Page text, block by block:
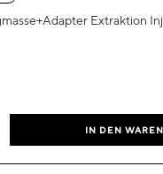
Extraktion
IN DEN